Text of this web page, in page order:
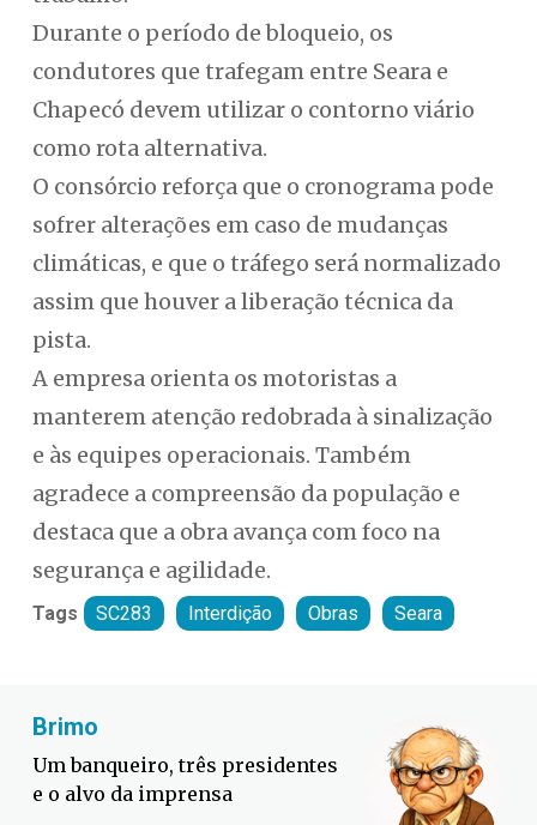
Durante o período de bloqueio, os
condutores que trafegam entre Seara e
Chapecó devem utilizar o contorno viário
como rota alternativa.
O consórcio reforça que o cronograma pode
sofrer alterações em caso de mudanças
climáticas, e que o tráfego será normalizado
assim que houver a liberação técnica da
pista.
A empresa orienta os motoristas a
manterem atenção redobrada à sinalização
e às equipes operacionais. Também
agradece a compreensão da população e
destaca que a obra avança com foco na
segurança e agilidade.
Tags SC283 Interdição Obras Seara
Fabiano Bordignon
Defesa Civil lança campanha
contra o El Niño em SC